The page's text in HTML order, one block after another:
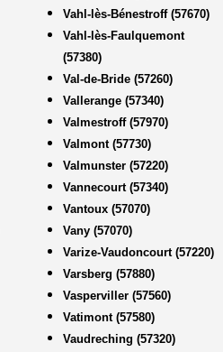
Vahl-lès-Bénestroff (57670)
Vahl-lès-Faulquemont
(57380)
Val-de-Bride (57260)
Vallerange (57340)
Valmestroff (57970)
Valmont (57730)
Valmunster (57220)
Vannecourt (57340)
Vantoux (57070)
Vany (57070)
Varize-Vaudoncourt (57220)
Varsberg (57880)
Vasperviller (57560)
Vatimont (57580)
Vaudreching (57320)